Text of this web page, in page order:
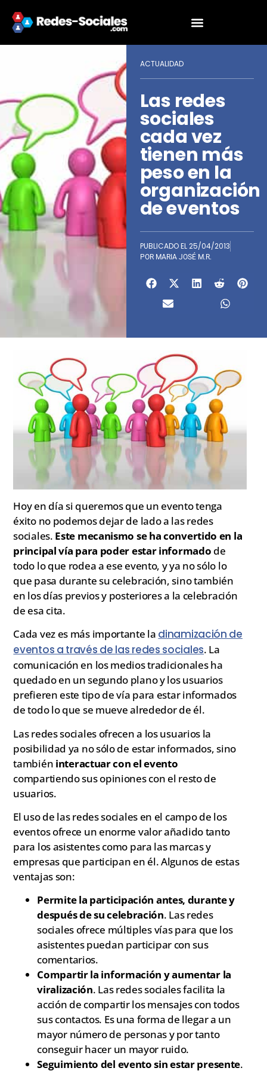
ACTUALIDAD
Las redes
sociales
cada vez
tienen más
peso en la
organización
de eventos
PUBLICADO EL25/04/2013
POR MARIA JOSÉ M.R.
Hoy en día si queremos que un evento tenga
éxito no podemos dejar de lado a las redes
sociales. Este mecanismo se ha convertido en la
principal vía para poder estar informado de
todo lo que rodea a ese evento, y ya no sólo lo
que pasa durante su celebración, sino también
en los días previos y posteriores a la celebración
de esa cita.
Cada vez es más importante la dinamización de
eventos a través de las redes sociales. La
comunicación en los medios tradicionales ha
quedado en un segundo plano y los usuarios
prefieren este tipo de vía para estar informados
de todo lo que se mueve alrededor de él.
Las redes sociales ofrecen a los usuarios la
posibilidad ya no sólo de estar informados, sino
también interactuar con el evento
compartiendo sus opiniones con el resto de
usuarios.
El uso de las redes sociales en el campo de los
eventos ofrece un enorme valor añadido tanto
para los asistentes como para las marcas y
empresas que participan en él. Algunos de estas
ventajas son:
Permite la participación antes, durante y
después de su celebración. Las redes
sociales ofrece múltiples vías para que los
asistentes puedan participar con sus
comentarios.
Compartir la información y aumentar la
viralización. Las redes sociales facilita la
acción de compartir los mensajes con todos
sus contactos. Es una forma de llegar a un
mayor número de personas y por tanto
conseguir hacer un mayor ruido.
Seguimiento del evento sin estar presente.